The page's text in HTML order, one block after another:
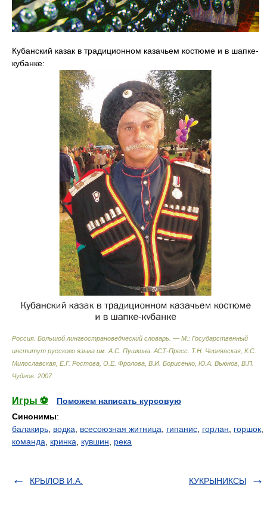
Кубанский казак в традиционном казачьем костюме и в шапке-
кубанке:
Россия. Большой лингвострановедческий словарь. — М.: Государственный
институт русского языка им. А.С. Пушкина. АСТ-Пресс Т.Н. Чернявская, К.С.
Милославская, Е.Г. Ростова, О.Е. Фролова, В.И. Борисенко, Ю.А. Вьюнов, В.П.
Чуднов 2007.
Игры ⚽
Поможем написать курсовую
Синонимы:
балакирь водка всесоюзная житница гипанис горлан горшок
команда
кринка кувшин река
КРЫЛОВ И.А. КУКРЫНИКСЫ